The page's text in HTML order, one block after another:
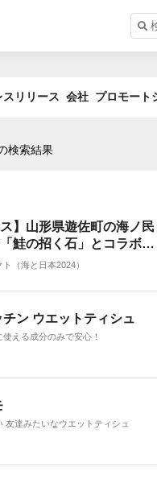
スリリース 会社 プロモート
検索結果
】山形県遊佐町の海ノ民
鮭の招く石」とコラボ
い」を販売
（海と日本2024）
ン ウエットティシュ
える成分のみで安心！
友達みたいなウエットティシュ